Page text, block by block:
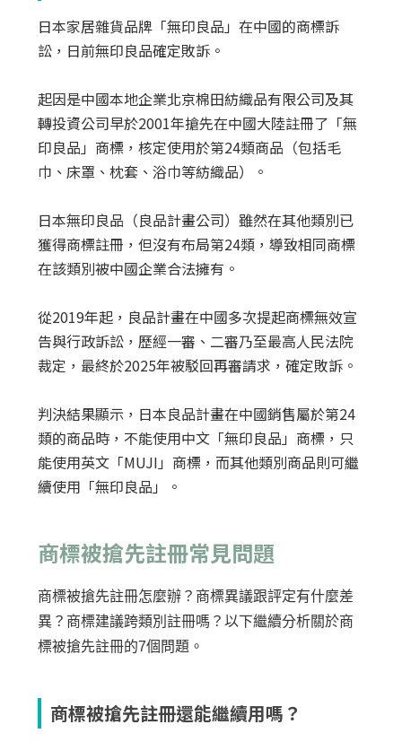
日本家居雜貨品牌「無印良品」在中國的商標訴
訟，日前無印良品確定敗訴。
起因是中國本地企業北京棉田紡織品有限公司及其
轉投資公司早於2001年搶先在中國大陸註冊了「無
印良品」商標，核定使用於第24類商品（包括毛
巾、床罩、枕套、浴巾等紡織品）。
日本無印良品（良品計畫公司）雖然在其他類別已
獲得商標註冊，但沒有布局第24類，導致相同商標
在該類別被中國企業合法擁有。
從2019年起，良品計畫在中國多次提起商標無效宣
告與行政訴訟，歷經一審、二審乃至最高人民法院
裁定，最終於2025年被駁回再審請求，確定敗訴。
判決結果顯示，日本良品計畫在中國銷售屬於第24
類的商品時，不能使用中文「無印良品」商標，只
能使用英文「MUJI」商標，而其他類別商品則可繼
續使用「無印良品」。
商標被搶先註冊常見問題
商標被搶先註冊怎麼辦？商標異議跟評定有什麼差
異？商標建議跨類別註冊嗎？以下繼續分析關於商
標被搶先註冊的7個問題。
商標被搶先註冊還能繼續用嗎？